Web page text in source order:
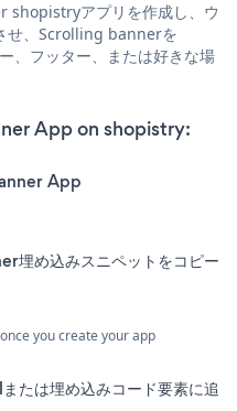
shopistryアプリを作成し、ウ
せ、Scrolling bannerを
、フッター、または好きな場
App on shopistry:
App
め込みスニペットをコピー
you create your app
は埋め込みコード要素に追